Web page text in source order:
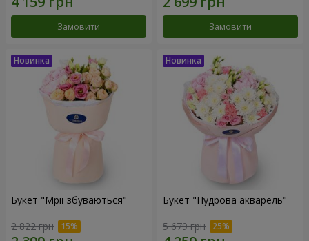
Замовити Замовити
Букет "Мрії збуваються"
2 822 грн
Букет "Пудрова акварель"
5 679 грн